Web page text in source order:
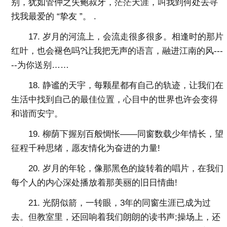
别，犹如管仲之失鲍叔牙，茫茫天涯，叫我到何处去寻
找我最爱的 “挚友 ”。 .
17. 岁月的河流上，会流走很多很多。相逢时的那片
红叶，也会褪色吗?让我把无声的语言，融进江南的风---
--为你送别……
18. 静谧的天宇，每颗星都有自己的轨迹，让我们在
生活中找到自己的最佳位置，心目中的世界也许会变得
和谐而安宁。
19. 柳荫下握别百般惆怅――同窗数载少年情长，望
征程千种思绪，愿友情化为奋进的力量!
20. 岁月的年轮，像那黑色的旋转着的唱片，在我们
每个人的内心深处播放着那美丽的旧日情曲!
21. 光阴似箭，一转眼，3年的同窗生涯已成为过
去。但教室里，还回响着我们朗朗的读书声;操场上，还